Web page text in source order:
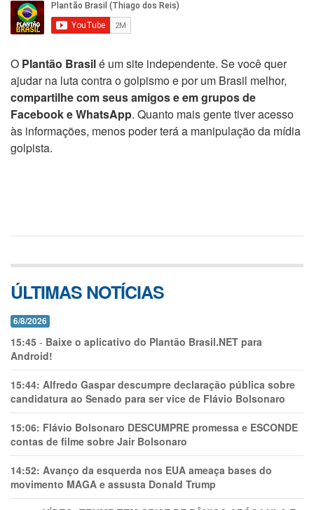
O Plantão Brasilé um site independente. Se você quer
ajudar na luta contra o golpismo e por um Brasil melhor,
compartilhe com seus amigos e em grupos de
Facebook e WhatsApp. Quanto mais gente tiver acesso
às informações, menos poder terá a manipulação da mídia
golpista.
ÚLTIMAS NOTÍCIAS
6/8/2026
15:45 - Baixe o aplicativo do Plantão Brasil.NET para
Android!
15:44: Alfredo Gaspar descumpre declaração pública sobre
candidatura ao Senado para ser vice de Flávio Bolsonaro
15:06: Flávio Bolsonaro DESCUMPRE promessa e ESCONDE
contas de filme sobre Jair Bolsonaro
14:52: Avanço da esquerda nos EUA ameaça bases do
movimento MAGA e assusta Donald Trump